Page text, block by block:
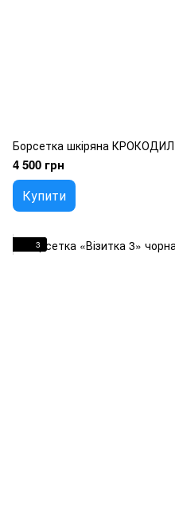
Борсетка шкіряна КРОКОДИЛ
4 500 грн
Купити
3